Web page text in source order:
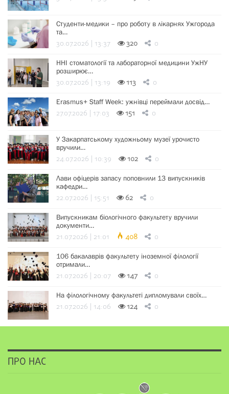
Студенти-медики – про роботу в лікарнях Ужгорода
та…
30.07.2026 | 13:37 320 0
ННІ стоматології та лабораторної медицини УжНУ
розширює…
30.07.2026 | 13:19 113 0
Erasmus+ Staff Week: ужнівці переймали досвід…
27.07.2026 | 17:03 151 0
У Закарпатському художньому музеї урочисто
вручили…
24.07.2026 | 10:39 102 0
Лави офіцерів запасу поповнили 13 випускників
кафедри…
22.07.2026 | 15:51 62 0
Випускникам біологічного факультету вручили
документи…
21.07.2026 | 21:01 408 0
106 бакалаврів факультету іноземної філології
отримали…
21.07.2026 | 20:07 147 0
На філологічному факультеті дипломували своїх…
21.07.2026 | 14:06 124 0
ПРО НАС